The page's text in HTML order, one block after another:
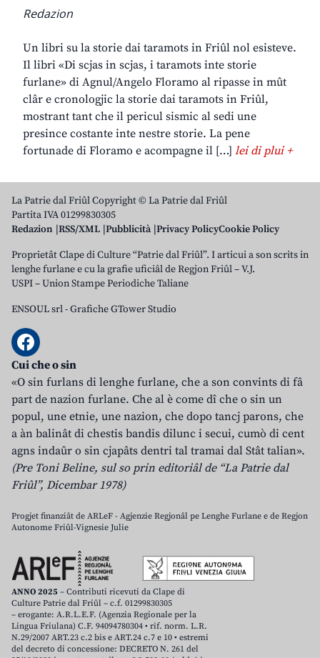
Redazion
Un libri su la storie dai taramots in Friûl nol esisteve.
Il libri «Di scjas in scjas, i taramots inte storie
furlane» di Agnul/Angelo Floramo al ripasse in mût
clâr e cronologjic la storie dai taramots in Friûl,
mostrant tant che il pericul sismic al sedi une
presince costante inte nestre storie. La pene
fortunade di Floramo e acompagne il […] lei di plui +
La Patrie dal Friûl Copyright © La Patrie dal Friûl
Partita IVA 01299830305
Redazion RSS/XML Pubblicità Privacy PolicyCookie Policy
Proprietât Clape di Culture “Patrie dal Friûl”. I articui a son scrits in
lenghe furlane e cu la grafie uficiâl de Regjon Friûl – V.J.
USPI – Union Stampe Periodiche Taliane
ENSOUL srl-Grafiche GTower Studio
Cui che o sin
«O sin furlans di lenghe furlane, che a son convints di fâ
part de nazion furlane. Che al è come dî che o sin un
popul, une etnie, une nazion, che dopo tancj parons, che
a àn balinât di chestis bandis dilunc i secui, cumò di cent
agns indaûr o sin cjapâts dentri tal tramai dal Stât talian».
(Pre Toni Beline, sul so prin editoriâl de “La Patrie dal
Friûl”, Dicembar 1978)
Progjet finanziât de ARLeF - Agjenzie Regjonâl pe Lenghe Furlane e de Regjon
Autonome Friûl-Vignesie Julie
ANNO 2025 – Contributi ricevuti da Clape di
Culture Patrie dal Friûl – c.f. 01299830305
– erogante: A.R.L.E.F. (Agenzia Regionale per la
Lingua Friulana) C.F. 94094780304 • rif. norm. L.R.
N.29/2007 ART.23 c.2 bis e ART.24 c.7 e 10 • estremi
del decreto di concessione: DECRETO N. 261 del